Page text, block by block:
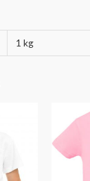
1 kg